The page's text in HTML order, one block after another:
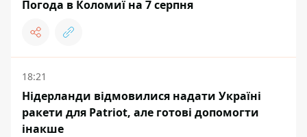
Погода в Коломиї на 7 серпня
18:21
Нідерланди відмовилися надати Україні
ракети для Patriot, але готові допомогти
інакше